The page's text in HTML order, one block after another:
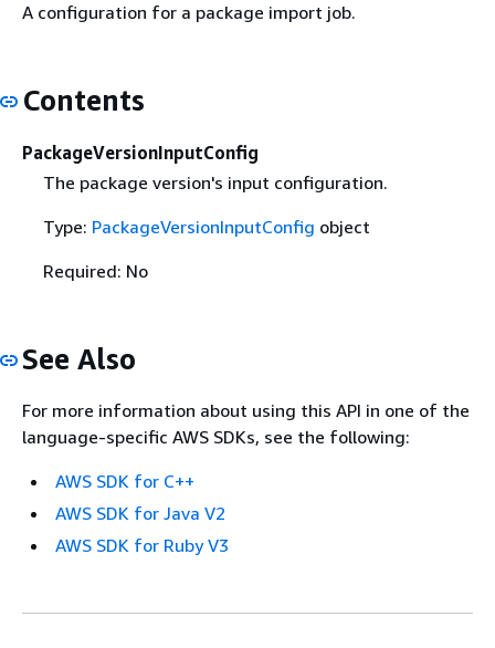
A configuration for a package import job.
Contents
PackageVersionInputConfig
The package version's input configuration.
Type: PackageVersionInputConfig object
Required: No
See Also
For more information about using this API in one of the
language-specific AWS SDKs, see the following:
AWS SDK for C++
AWS SDK for Java V2
AWS SDK for Ruby V3